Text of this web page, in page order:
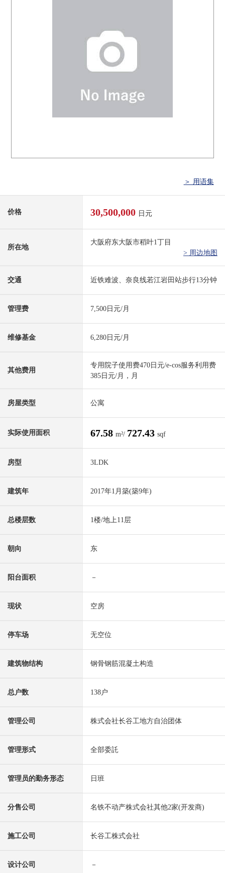
＞ 用语集
价格 30,500,000 日元
所在地
大阪府东大阪市稻叶1丁目
> 周边地图
交通 近铁难波、奈良线若江岩田站步行13分钟
管理费 7,500日元/月
维修基金 6,280日元/月
其他费用
专用院子使用费470日元/e-cos服务利用费
385日元/月，月
房屋类型 公寓
实际使用面积 67.58 m²/ 727.43 sqf
房型 3LDK
建筑年 2017年1月築(築9年)
总楼层数 1楼/地上11层
朝向 东
阳台面积 －
现状 空房
停车场 无空位
建筑物结构 钢骨钢筋混凝土构造
总户数 138户
管理公司 株式会社长谷工地方自治团体
管理形式 全部委託
管理员的勤务形态 日班
分售公司 名铁不动产株式会社其他2家(开发商)
施工公司 长谷工株式会社
设计公司 －